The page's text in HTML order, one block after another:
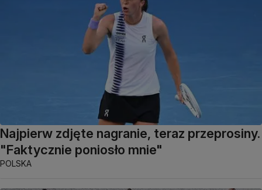
Najpierw zdjęte nagranie, teraz przeprosiny.
"Faktycznie poniosło mnie"
POLSKA